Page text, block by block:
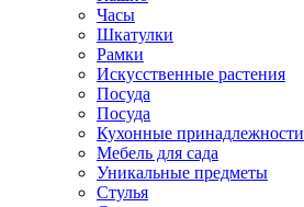
Часы
Шкатулки
Рамки
Искусственные растения
Посуда
Посуда
Кухонные принадлежности
Мебель для сада
Уникальные предметы
Стулья